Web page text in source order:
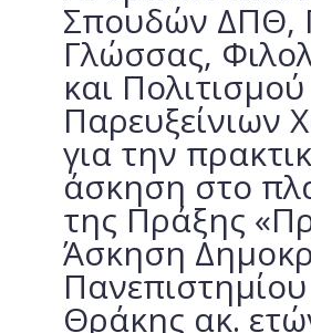
Σπουδών ΔΠΘ,
Γλώσσας,
και Πολιτισμού
Παρευξείνιων
για την
άσκηση στο
της Πράξης
Άσκηση
Πανεπιστημίου
Θράκης ακ.